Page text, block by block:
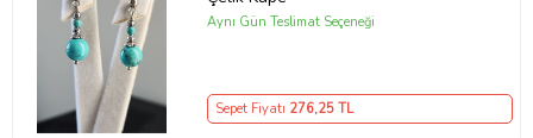
Aynı Gün Teslimat Seçeneği
Sepet Fiyatı 276,25 TL